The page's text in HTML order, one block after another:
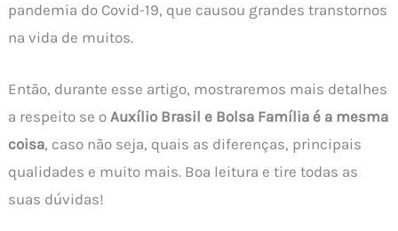
pandemia do Covid-19, que causou grandes transtornos
na vida de muitos.
Então, durante esse artigo, mostraremos mais detalhes
a respeito se oAuxílio Brasil e Bolsa Família é a mesma
coisa, caso não seja, quais as diferenças, principais
qualidades e muito mais. Boa leitura e tire todas as
suas dúvidas!